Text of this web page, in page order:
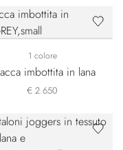
1 colore
imbottita in lana
€ 2.650